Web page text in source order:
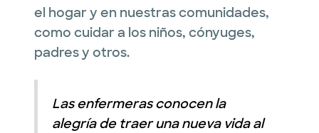
el hogar y en nuestras comunidades,
como cuidar a los niños, cónyuges,
padres y otros.
Las enfermeras conocen la
alegría de traer una nueva vida al